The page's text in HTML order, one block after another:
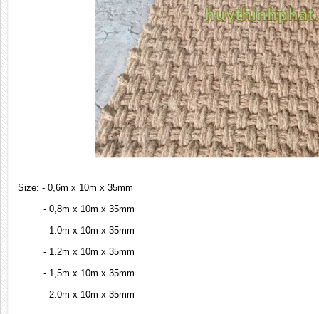
Size: - 0,6m x 10m x 35mm
- 0,8m x 10m x 35mm
- 1.0m x 10m x 35mm
- 1.2m x 10m x 35mm
- 1,5m x 10m x 35mm
- 2.0m x 10m x 35mm